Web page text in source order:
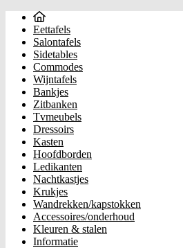
Eettafels
Salontafels
Sidetables
Commodes
Wijntafels
Bankjes
Zitbanken
Tvmeubels
Dressoirs
Kasten
Hoofdborden
Ledikanten
Nachtkastjes
Krukjes
Wandrekken/kapstokken
Accessoires/onderhoud
Kleuren & stalen
Informatie